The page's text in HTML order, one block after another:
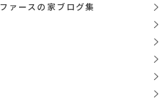
ファースの家ブログ集